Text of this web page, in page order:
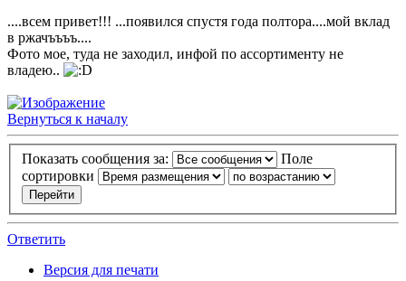
....всем привет!!! ...появился спустя года полтора....мой вклад
в ржачъъъъ....
Фото мое, туда не заходил, инфой по ассортименту не
владею..
Вернуться к началу
Показать сообщения за:
Поле
сортировки
Ответить
Версия для печати